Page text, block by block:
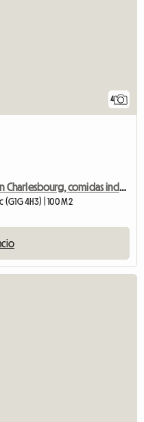
4
Alojamiento y comida en alquiler en Charlesbourg, comidas incluidas.
4H3) | 100 M2